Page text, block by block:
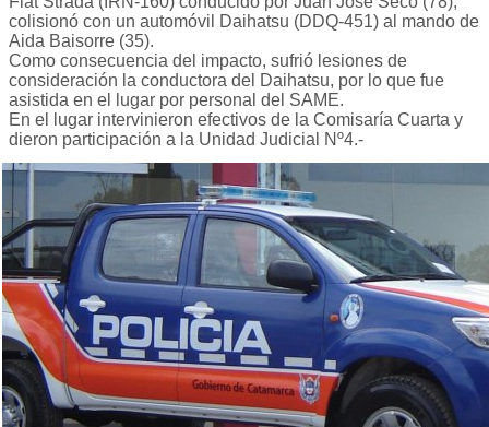
colisionó con un automóvil Daihatsu (DDQ-451) al mando de
Aida Baisorre (35).
Como consecuencia del impacto, sufrió lesiones de
consideración la conductora del Daihatsu, por lo que fue
asistida en el lugar por personal del SAME.
En el lugar intervinieron efectivos de la Comisaría Cuarta y
dieron participación a la Unidad Judicial Nº4.-